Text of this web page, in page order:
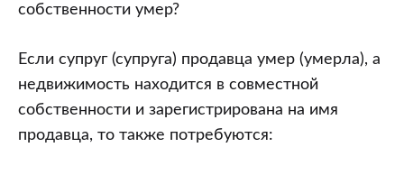
собственности умер?
Если супруг (супруга) продавца умер (умерла), а
недвижимость находится в совместной
собственности и зарегистрирована на имя
продавца, то также потребуются: